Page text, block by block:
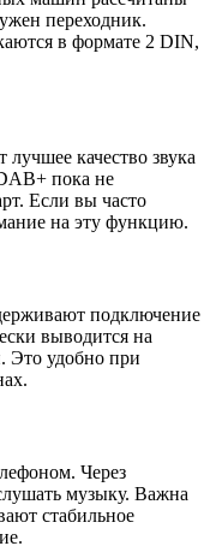
переходник.
в формате 2 DIN,
качество звука
пока не
Если вы часто
на эту функцию.
подключение
выводится на
Это удобно при
Через
музыку. Важна
стабильное